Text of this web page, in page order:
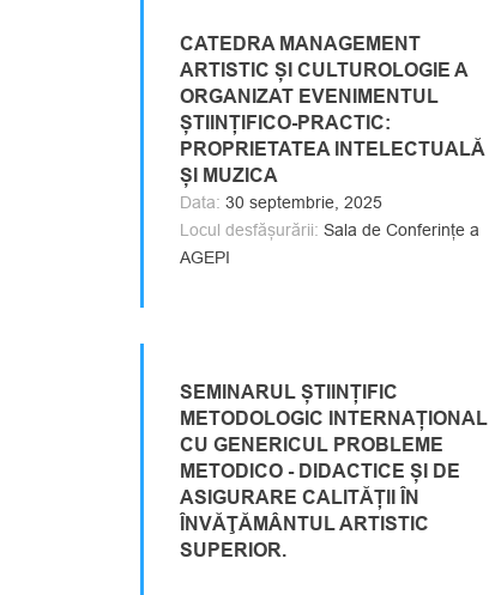
CATEDRA MANAGEMENT
ARTISTIC ȘI CULTUROLOGIE A
ORGANIZAT EVENIMENTUL
ȘTIINȚIFICO-PRACTIC:
PROPRIETATEA INTELECTUALĂ
ȘI MUZICA
Data: 30 septembrie, 2025
Locul desfășurării: Sala de Conferințe a
AGEPI
SEMINARUL ȘTIINȚIFIC
METODOLOGIC INTERNAȚIONAL
CU GENERICUL PROBLEME
METODICO - DIDACTICE ȘI DE
ASIGURARE CALITĂȚII ÎN
ÎNVĂŢĂMÂNTUL ARTISTIC
SUPERIOR.